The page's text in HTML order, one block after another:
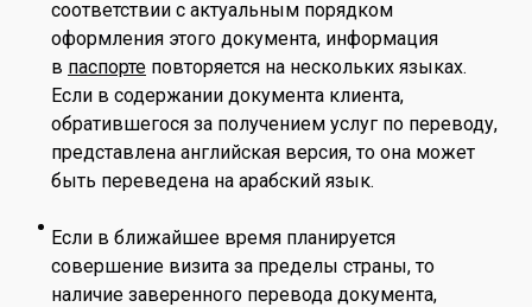
соответствии с актуальным порядком
оформления этого документа, информация
в паспорте повторяется на нескольких языках.
Если в содержании документа клиента,
обратившегося за получением услуг по переводу,
представлена английская версия, то она может
быть переведена на арабский язык.
Если в ближайшее время планируется
совершение визита за пределы страны, то
наличие заверенного перевода документа,